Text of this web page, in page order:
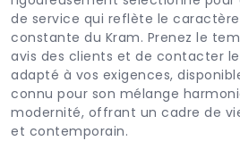
de service qui reflète le
constante du Kram. Prenez le
avis des clients et de contacter
adapté à vos exigences,
connu pour son mélange
modernité, offrant un cadre de
et contemporain.